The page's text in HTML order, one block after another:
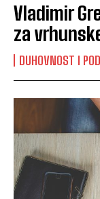
Vladimir
za
DUHOVNOST I